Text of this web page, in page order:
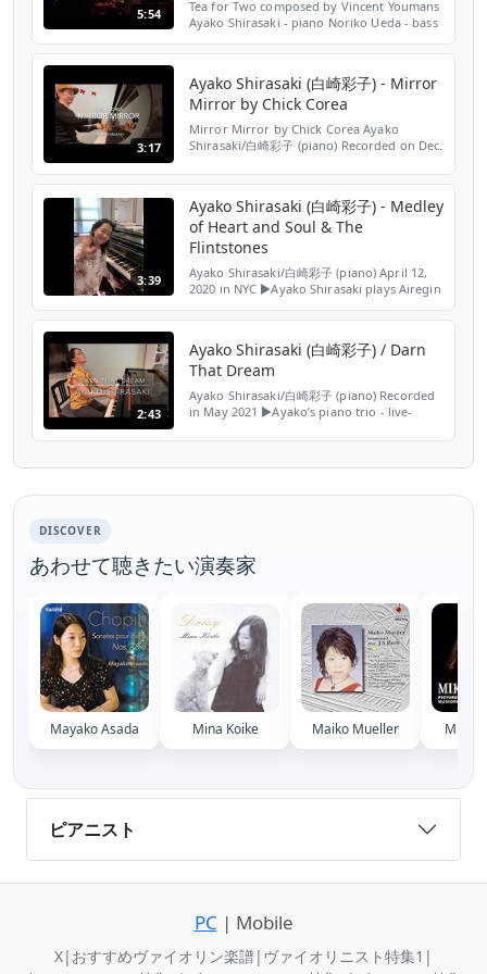
5:54
Tea for Two composed by Vincent Youmans
Ayako Shirasaki - piano Noriko Ueda - bass
3:17
Ayako Shirasaki (白崎彩子) - Mirror
Mirror by Chick Corea
Mirror Mirror by Chick Corea Ayako
Shirasaki/白崎彩子 (piano) Recorded on Dec.
3:39
Ayako Shirasaki (白崎彩子) - Medley
of Heart and Soul & The
Flintstones
Ayako Shirasaki/白崎彩子 (piano) April 12,
2020 in NYC ▶️Ayako Shirasaki plays Airegin
2:43
Ayako Shirasaki (白崎彩子) / Darn
That Dream
Ayako Shirasaki/白崎彩子 (piano) Recorded
in May 2021 ▶️Ayako’s piano trio - live-
DISCOVER
あわせて聴きたい演奏家
Mayako Asada Mina Koike Maiko Mueller Miki
ピアニスト
PC | Mobile
X| おすすめヴァイオリン楽譜| ヴァイオリニスト特集1 |